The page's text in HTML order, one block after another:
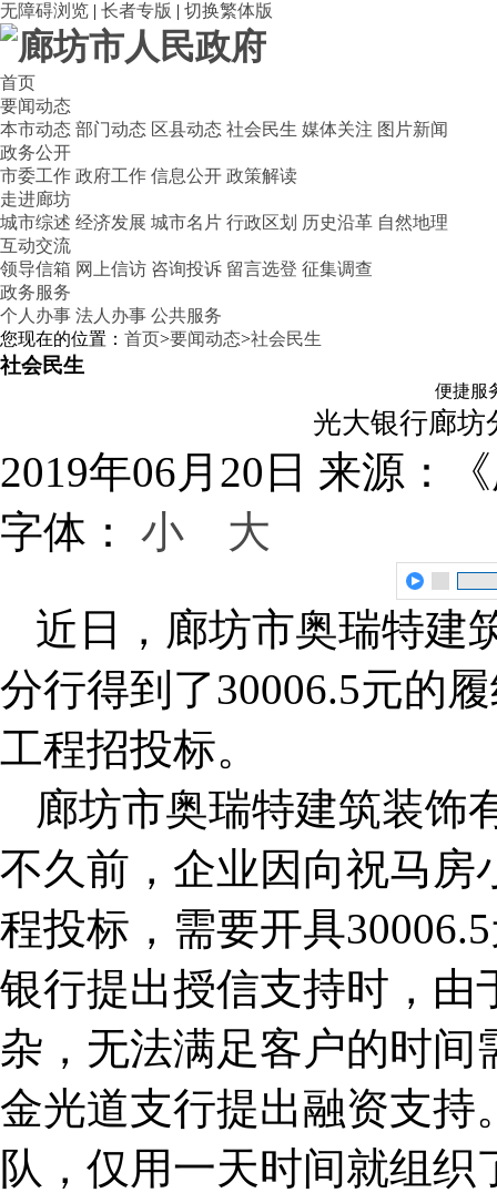
无障碍浏览 | 长者专版 | 切换繁体版
首页
要闻动态
本市动态 部门动态 区县动态 社会民生 媒体关注 图片新闻
政务公开
市委工作 政府工作 信息公开 政策解读
走进廊坊
城市综述 经济发展 城市名片 行政区划 历史沿革 自然地理
互动交流
领导信箱 网上信访 咨询投诉 留言选登 征集调查
政务服务
个人办事 法人办事 公共服务
您现在的位置： 首页>要闻动态>社会民生
社会民生
便捷服
光大银行廊坊
2019年06月20日 来源：
字体： 小 大
近日，廊坊市奥瑞特建
分行得到了30006.5元的
工程招投标。
廊坊市奥瑞特建筑装饰
不久前，企业因向祝马房
程投标，需要开具
银行提出授信支持时，由
杂，无法满足客户的时
金光道支行提出融资支持
队，仅用一天时间就组